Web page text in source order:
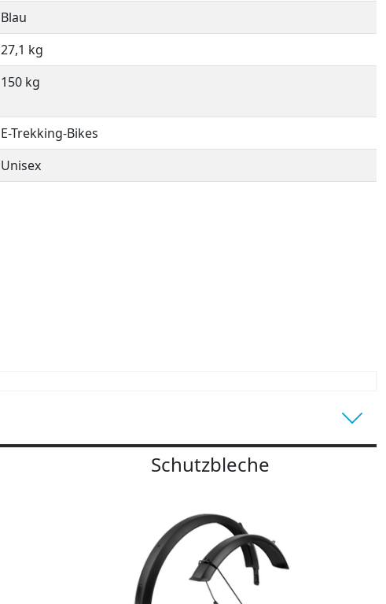
Blau
27,1 kg
150 kg
E-Trekking-Bikes
Unisex
Schutzbleche